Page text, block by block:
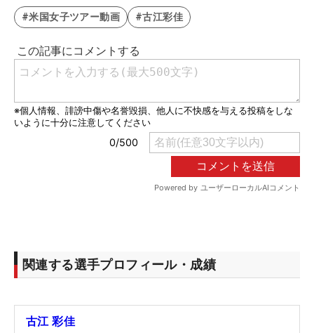
#米国女子ツアー動画 #古江彩佳
関連する選手プロフィール・成績
古江 彩佳